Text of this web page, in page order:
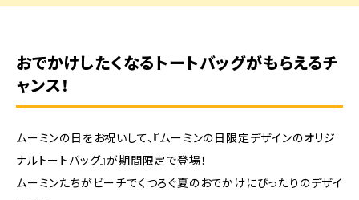
おでかけしたくなるトートバッグがもらえるチ
ャンス！
ムーミンの日をお祝いして、『ムーミンの日限定デザインのオリジ
ナルトートバッグ』が期間限定で登場！
ムーミンたちがビーチでくつろぐ夏のおでかけにぴったりのデザイ